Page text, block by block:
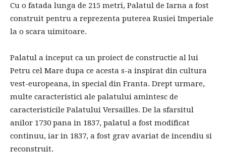
Cu o fatada lunga de 215 metri, Palatul de Iarna a fost
construit pentru a reprezenta puterea Rusiei Imperiale
la o scara uimitoare.
Palatul a inceput ca un proiect de constructie al lui
Petru cel Mare dupa ce acesta s-a inspirat din cultura
vest-europeana, in special din Franta. Drept urmare,
multe caracteristici ale palatului amintesc de
caracteristicile Palatului Versailles. De la sfarsitul
anilor 1730 pana in 1837, palatul a fost modificat
continuu, iar in 1837, a fost grav avariat de incendiu si
reconstruit.